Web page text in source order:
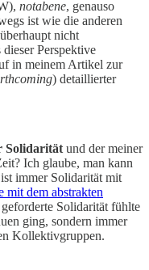
notabene, genauso
ist wie die anderen
nicht
Perspektive
in meinem Artikel zur
) detaillierter
Solidarität und der meiner
Ich glaube, man kann
immer Solidarität mit
mit dem abstrakten
Solidarität fühlte
ging, sondern immer
Kollektivgruppen.